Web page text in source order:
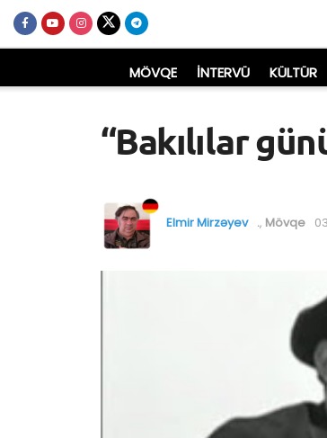
MÖVQE İNTERVÜ KÜLTÜR
“Bakılılar
Elmir Mirzəyev ., Mövqe